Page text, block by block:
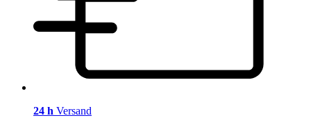
24 h Versand